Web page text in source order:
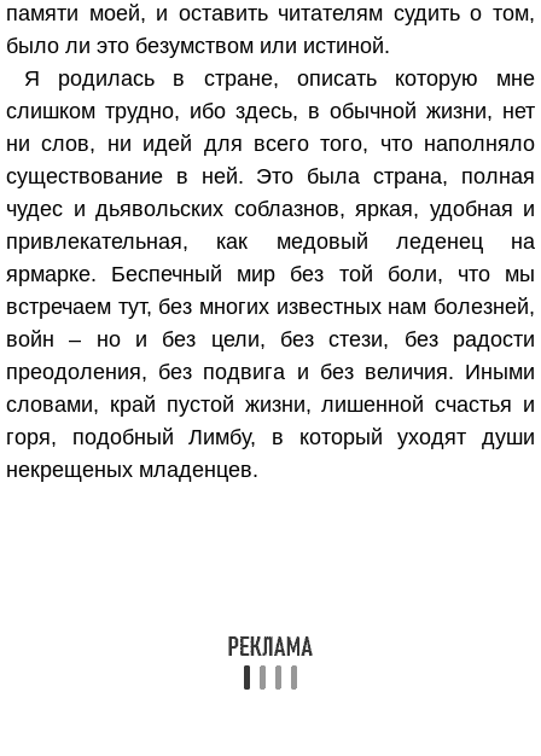
памяти моей, и оставить читателям судить о том,
было ли это безумством или истиной.
Я родилась в стране, описать которую мне
слишком трудно, ибо здесь, в обычной жизни, нет
ни слов, ни идей для всего того, что наполняло
существование в ней. Это была страна, полная
чудес и дьявольских соблазнов, яркая, удобная и
привлекательная, как медовый леденец на
ярмарке. Беспечный мир без той боли, что мы
встречаем тут, без многих известных нам болезней,
войн – но и без цели, без стези, без радости
преодоления, без подвига и без величия. Иными
словами, край пустой жизни, лишенной счастья и
горя, подобный Лимбу, в который уходят души
некрещеных младенцев.